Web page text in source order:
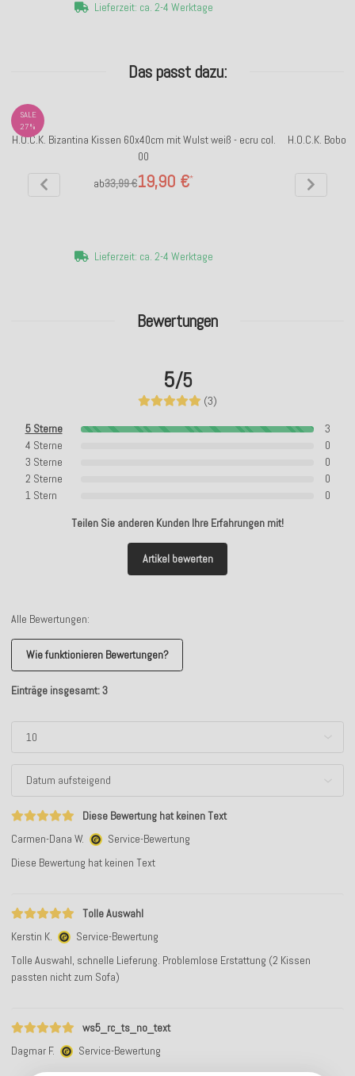
Bewertungen
5/5
(3)
5 Sterne
3
4 Sterne
0
3 Sterne
0
2 Sterne
0
1 Stern
0
Teilen Sie anderen Kunden Ihre Erfahrungen mit!
Artikel bewerten
Alle Bewertungen:
Wie funktionieren Bewertungen?
Einträge insgesamt: 3
Diese Bewertung hat keinen Text
Carmen-Dana W.
Service-Bewertung
Diese Bewertung hat keinen Text
Tolle Auswahl
Kerstin K.
Service-Bewertung
Tolle Auswahl, schnelle Lieferung. Problemlose Erstattung (2 Kissen
passten nicht zum Sofa)
ws5_rc_ts_no_text
Dagmar F.
Service-Bewertung
Lieferzeit: ca. 2-4 Werktage
Das passt dazu:
SALE
27%
H.O.C.K. Bizantina Kissen 60x40cm mit Wulst weiß - ecru col.
00
ab
19,90 €*
33,99 €
Lieferzeit: ca. 2-4 Werktage
H.O.C.K.